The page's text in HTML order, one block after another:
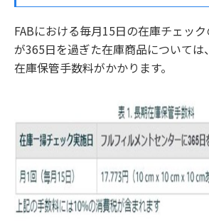
FABにおける毎月15日の在庫チェッ
が365日を過ぎた在庫商品については
在庫保管手数料がかかります。